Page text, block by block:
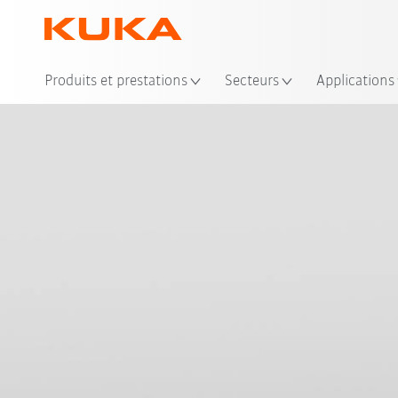
Produits et prestations Secteurs Applications